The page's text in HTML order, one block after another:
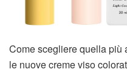
Come scegliere quella più
le nuove creme viso